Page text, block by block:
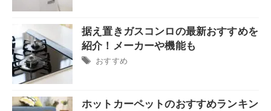
据え置きガスコンロの最新おすすめを
紹介！メーカーや機能も
おすすめ
ホットカーペットのおすすめランキン